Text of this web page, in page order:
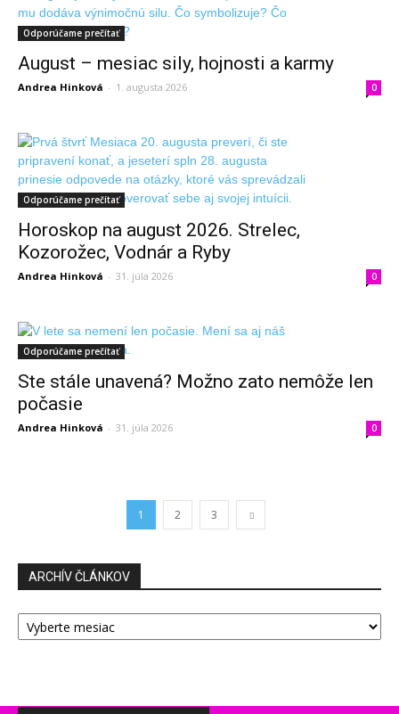
Odporúčame prečítať
August – mesiac sily, hojnosti a karmy
Andrea Hinková - 1. augusta 2026 0
Odporúčame prečítať
Horoskop na august 2026. Strelec,
Kozorožec, Vodnár a Ryby
Andrea Hinková - 31. júla 2026 0
Odporúčame prečítať
Ste stále unavená? Možno zato nemôže len
počasie
Andrea Hinková - 31. júla 2026 0
1 2 3
ARCHÍV ČLÁNKOV
ARCHÍV
ČLÁNKOV